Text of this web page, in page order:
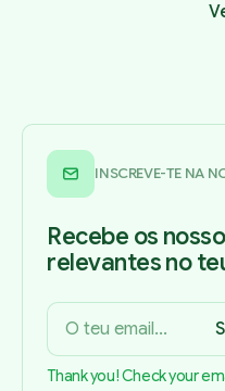
INSCREVE-TE NA
Recebe os
relevantes no
Thank you! Check your